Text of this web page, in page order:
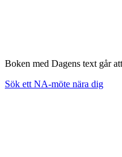
Boken med Dagens text går
Sök ett NA-möte nära dig